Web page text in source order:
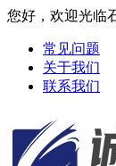
您好，欢迎光临
常见问题
关于我们
联系我们